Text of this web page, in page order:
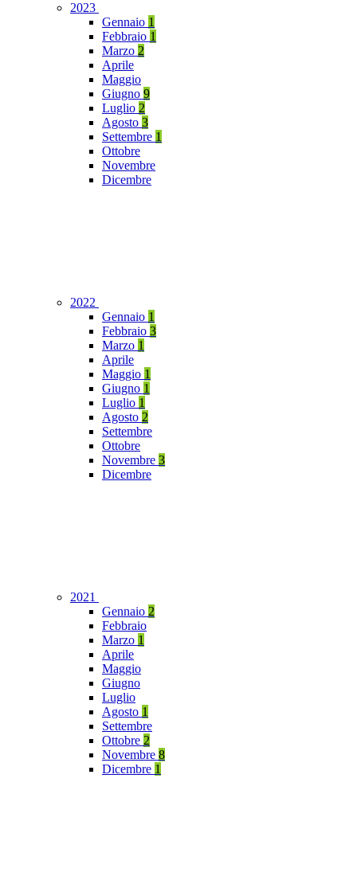
2023
Gennaio 1
Febbraio 1
Marzo 2
Aprile
Maggio
Giugno 9
Luglio 2
Agosto 3
Settembre 1
Ottobre
Novembre
Dicembre
2022
Gennaio 1
Febbraio 3
Marzo 1
Aprile
Maggio 1
Giugno 1
Luglio 1
Agosto 2
Settembre
Ottobre
Novembre 3
Dicembre
2021
Gennaio 2
Febbraio
Marzo 1
Aprile
Maggio
Giugno
Luglio
Agosto 1
Settembre
Ottobre 2
Novembre 8
Dicembre 1